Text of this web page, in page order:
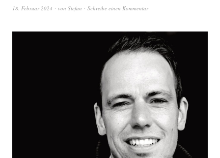
18. Februar 2024 von Stefan Schreibe einen Kommentar